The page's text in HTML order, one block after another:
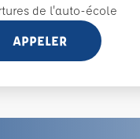
de l'auto-école
APPELER